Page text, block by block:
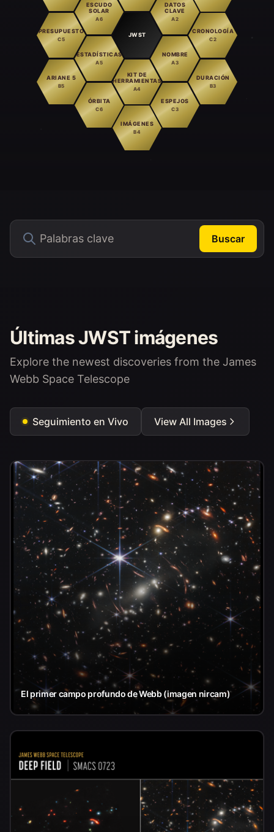
PRESUPUESTO
C5
ARIANE 5
B5
ESCUDO
SOLAR
A6
ESTADÍSTICAS
A5
ÓRBITA
C6
JWST
KIT DE
HERRAMIENTAS
A4
IMÁGENES
B4
DATOS
CLAVE
A2
NOMBRE
A3
ESPEJOS
C3
CRONOLOGÍA
C2
DURACIÓN
B3
Buscar
Últimas JWST imágenes
Explore the newest discoveries from the James
Webb Space Telescope
Seguimiento en Vivo View All Images
El primer campo profundo de Webb (imagen nircam)